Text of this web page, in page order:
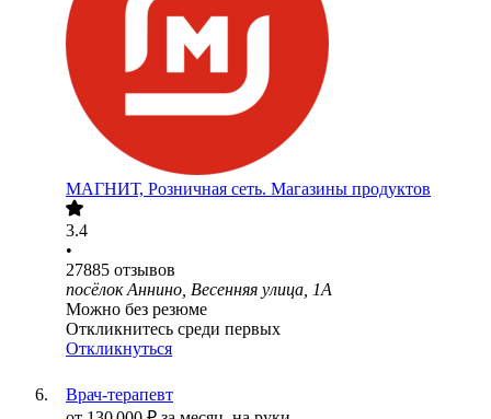
МАГНИТ, Розничная сеть. Магазины продуктов
3.4
•
27885 отзывов
посёлок Аннино, Весенняя улица, 1А
Можно без резюме
Откликнитесь среди первых
Откликнуться
Врач-терапевт